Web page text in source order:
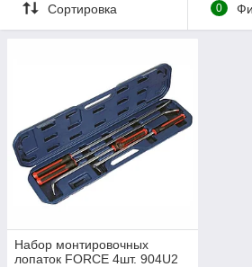
Сортировка 0
Набор монтировочных
лопаток FORCE 4шт. 904U2